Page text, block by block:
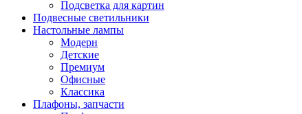
Подсветка для картин
Подвесные светильники
Настольные лампы
Модерн
Детские
Премиум
Офисные
Классика
Плафоны, запчасти